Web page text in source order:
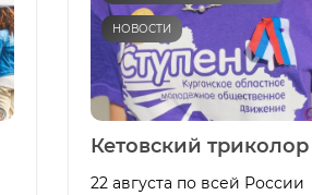
НОВОСТИ
Кетовский триколор
22 августа по всей России